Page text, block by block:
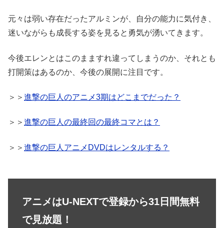
元々は弱い存在だったアルミンが、自分の能力に気付き、
迷いながらも成長する姿を見ると勇気が湧いてきます。
今後エレンとはこのまますれ違ってしまうのか、それとも
打開策はあるのか、今後の展開に注目です。
＞＞ 進撃の巨人のアニメ3期はどこまでだった？
＞＞ 進撃の巨人の最終回の最終コマとは？
＞＞ 進撃の巨人アニメDVDはレンタルする？
アニメはU-NEXTで登録から31日間無料
で見放題！